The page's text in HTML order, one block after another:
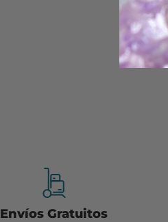
Envíos Gratuitos